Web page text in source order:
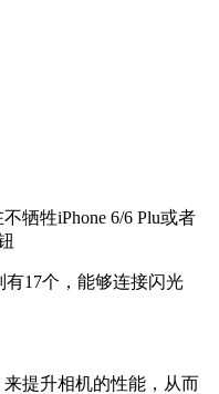
牺牲iPhone 6/6 Plu或者
有17个，能够连接闪光
提升相机的性能，从而